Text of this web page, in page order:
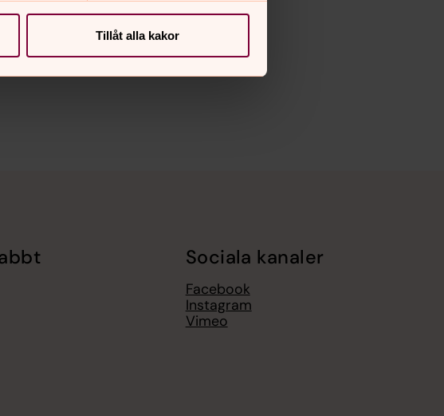
Tillåt alla kakor
Sociala kanaler
Facebook
Instagram
Vimeo